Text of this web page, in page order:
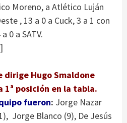
Moreno, a Atlético Luján
, 13 a 0 a Cuck, 3 a 1 con
0 a SATV.
dirige Hugo Smaldone
posición en la tabla.
fueron: Jorge Nazar
Jorge Blanco (9), De Jesús